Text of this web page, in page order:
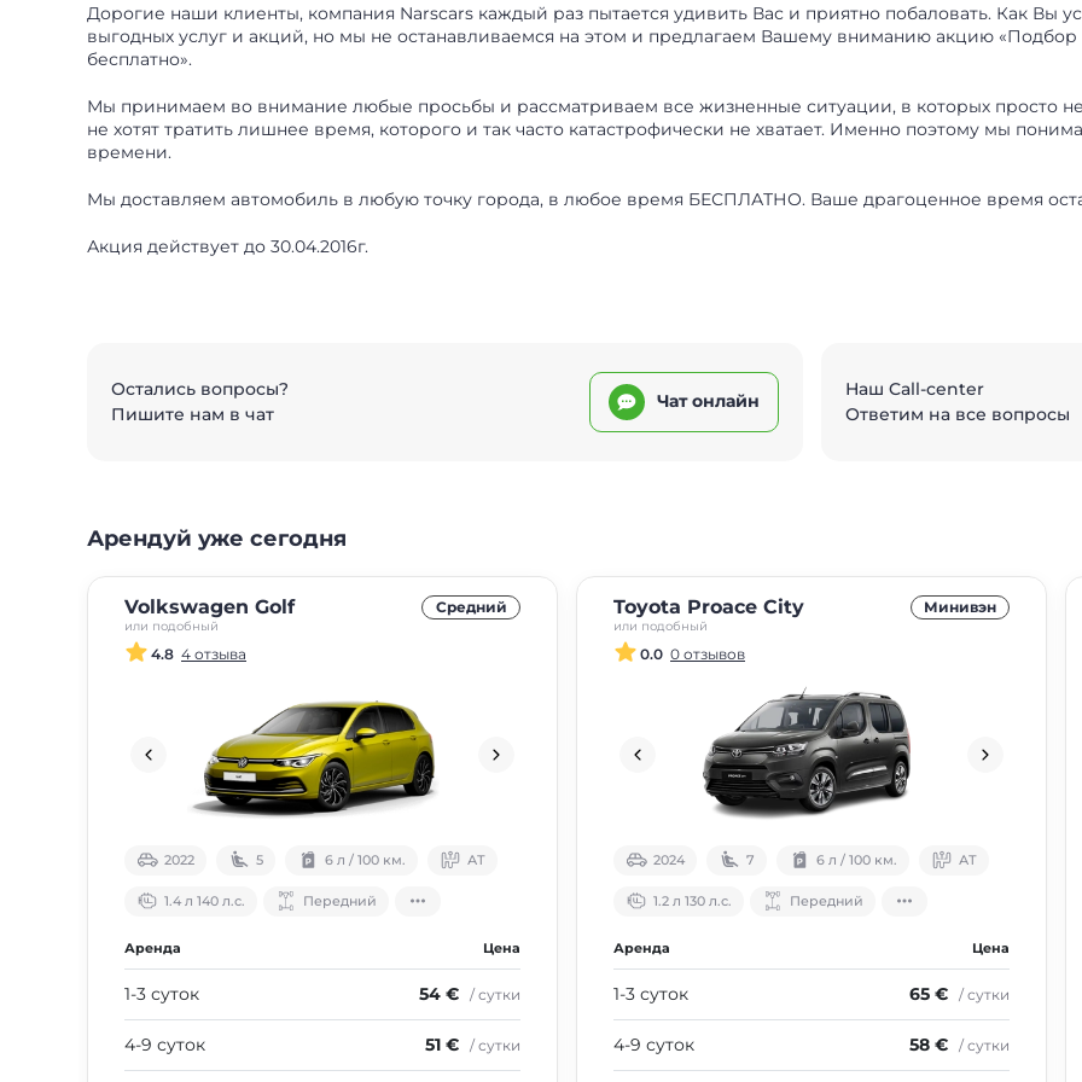
Дорогие наши клиенты, компания Narscars каждый раз пытается удивить Вас и приятно побаловать. Как Вы
выгодных услуг и акций, но мы не останавливаемся на этом и предлагаем Вашему вниманию акцию
бесплатно».
Мы принимаем во внимание любые просьбы и рассматриваем все жизненные ситуации, в которых просто
не хотят тратить лишнее время, которого и так часто катастрофически не хватает. Именно поэтому мы
времени.
Мы доставляем автомобиль в любую точку города, в любое время БЕСПЛАТНО. Ваше драгоценное время
Акция действует до 30.04.2016г.
Остались вопросы?
Пишите нам в чат
Чат онлайн
Наш Call-center
Ответим на все вопросы
Арендуй уже сегодня
Volkswagen Golf
или подобный
Средний
4.8 4 отзыва
2022 5 6 л / 100 км. АТ
1.4 л 140 л.с. Передний
Аренда Цена
1-3 суток 54 € / сутки
4-9 суток 51 € / сутки
Toyota Proace City
или подобный
Минивэн
0.0 0 отзывов
2024 7 6 л / 100 км. АТ
1.2 л 130 л.с. Передний
Аренда Цена
1-3 суток 65 € / сутки
4-9 суток 58 € / сутки